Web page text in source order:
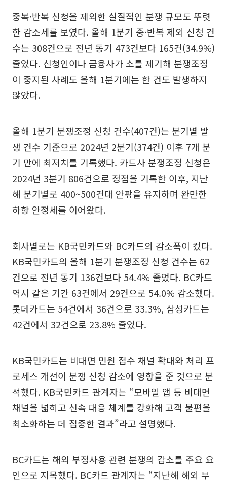
중복·반복 신청을 제외한 실질적인 분쟁 규모도 뚜렷
한 감소세를 보였다. 올해 1분기 중·반복 제외 신청 건
수는 308건으로 전년 동기 473건보다 165건(34.9%)
줄었다. 신청인이나 금융사가 소를 제기해 분쟁조정
이 중지된 사례도 올해 1분기에는 한 건도 발생하지
않았다.
올해 1분기 분쟁조정 신청 건수(407건)는 분기별 발
생 건수 기준으로 2024년 2분기(374건) 이후 7개 분
기 만에 최저치를 기록했다. 카드사 분쟁조정 신청은
2024년 3분기 806건으로 정점을 기록한 이후, 지난
해 분기별로 400~500건대 안팎을 유지하며 완만한
하향 안정세를 이어왔다.
회사별로는 KB국민카드와 BC카드의 감소폭이 컸다.
KB국민카드의 올해 1분기 분쟁조정 신청 건수는 62
건으로 전년 동기 136건보다 54.4% 줄었다. BC카드
역시 같은 기간 63건에서 29건으로 54.0% 감소했다.
롯데카드는 54건에서 36건으로 33.3%, 삼성카드는
42건에서 32건으로 23.8% 줄었다.
KB국민카드는 비대면 민원 접수 채널 확대와 처리 프
로세스 개선이 분쟁 신청 감소에 영향을 준 것으로 분
석했다. KB국민카드 관계자는 “모바일 앱 등 비대면
채널을 넓히고 신속 대응 체계를 강화해 고객 불편을
최소화하는 데 집중한 결과”라고 설명했다.
BC카드는 해외 부정사용 관련 분쟁의 감소를 주요 요
인으로 지목했다. BC카드 관계자는 “지난해 해외 부